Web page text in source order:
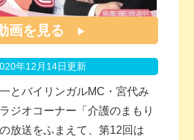
画を見る
年12月14日更新
とバイリンガルMC・宮代み
ジオコーナー「介護のまもり
放送をふまえて、第12回は